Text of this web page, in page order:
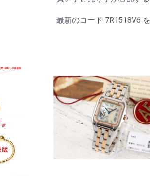
最新のコード 7R1518V6